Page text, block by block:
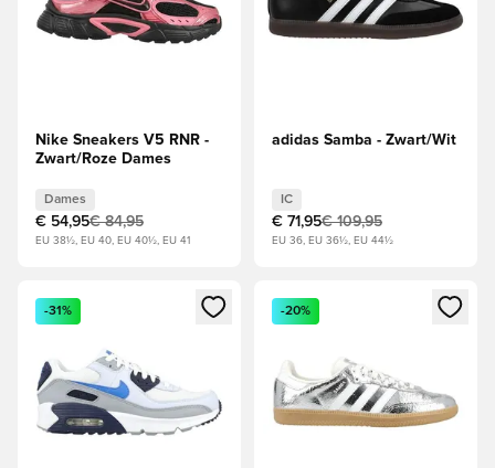
Nike Sneakers V5 RNR -
Zwart/Roze Dames
Dames
€ 54,95€ 84,95
EU 38½, EU 40, EU 40½, EU 41
adidas Samba - Zwart/Wit
IC
€ 71,95€ 109,95
EU 36, EU 36½, EU 44½
Opent een venster om in te loggen of je aan te melden als
-31%
Opent een venster om in te
-20%